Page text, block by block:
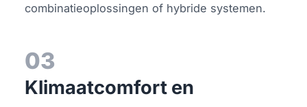
combinatieoplossingen of hybride systemen.
03
Klimaatcomfort en